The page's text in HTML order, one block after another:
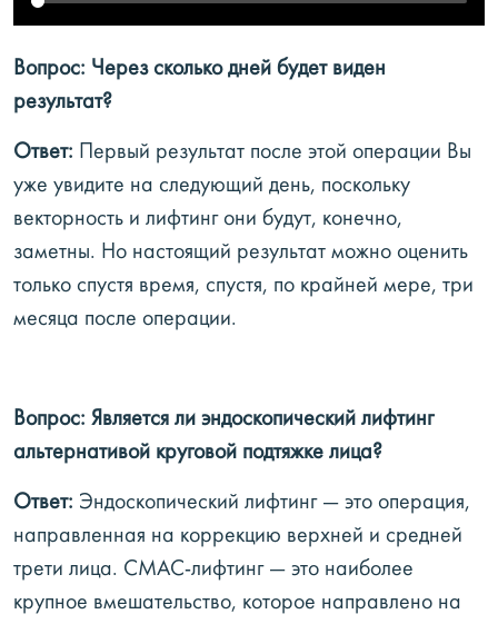
Вопрос: Через сколько дней будет виден
результат?
Ответ: Первый результат после этой операции Вы
уже увидите на следующий день, поскольку
векторность и лифтинг они будут, конечно,
заметны. Но настоящий результат можно оценить
только спустя время, спустя, по крайней мере, три
месяца после операции.
Вопрос: Является ли эндоскопический лифтинг
альтернативой круговой подтяжке лица?
Ответ: Эндоскопический лифтинг — это операция,
направленная на коррекцию верхней и средней
трети лица. СМАС-лифтинг — это наиболее
крупное вмешательство, которое направлено на